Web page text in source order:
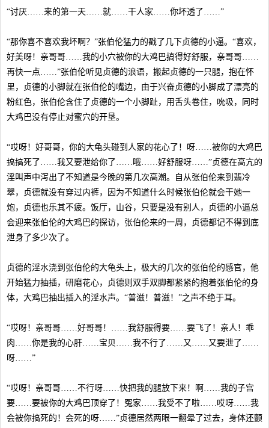
“讨厌……来的第一天……就……干人家……你坏透了……”
“那你喜不喜欢我坏啊？”张伯伦猛力的戳了几下贞德的小逼。“喜欢，
好美呀！亲哥哥……我的小穴被你的大鸡巴搞得好舒服，亲哥哥……
再快一点……”张伯伦听见贞德的浪语，搬起贞德的一只腿，抱在怀
里，贞德的小脚就在张伯伦的嘴边，由于兴奋贞德的小脚成了漂亮的
粉红色，张伯伦含住了贞德的一个小脚趾，用舌头卷住，吮吸，同时
大鸡巴没有停止对蜜穴的开垦。
“哎呀！好哥哥，你的大龟头碰到人家的花心了！呀……被你的大鸡巴
搞搞死了……我又要泄给你了……哦……好舒服呀……”贞德在高亢的
淫叫声中泻出了不知道是今晚的第几次高潮。自从张伯伦来到翡冷
翠，贞德就没有穿过内裤，因为不知道什么时候张伯伦就会干她一
炮，贞德也乐其不疲。饭厅，山谷，只要是没有别人，贞德的小逼总
会迎来张伯伦的大鸡巴的探访，张伯伦来的一周，贞德都记不得到底
泄身了多少次了。
贞德的淫水浇到张伯伦的大龟头上，极大的几次的张伯伦的感官，他
开始猛力抽插，研磨花心，贞德则双手双脚都紧紧的抱着张伯伦的身
体，大鸡巴抽出插入的淫水声。“普滋！普滋！”之声不绝于耳。
“哎呀！亲哥哥……好哥哥！……我舒服得要……要飞了！亲人！乖
肉……你是我的心肝……宝贝……我不行了……又……又要泄了……
呀……”
“哎呀！亲哥哥……不行呀……快把我的腿放下来！啊……我的子宫
要……要被你的大鸡巴顶穿了！冤家……我受不了啦……哎呀……我
会被你搞死的！会死的呀……”贞德居然两眼一翻晕了过去，身体还颤